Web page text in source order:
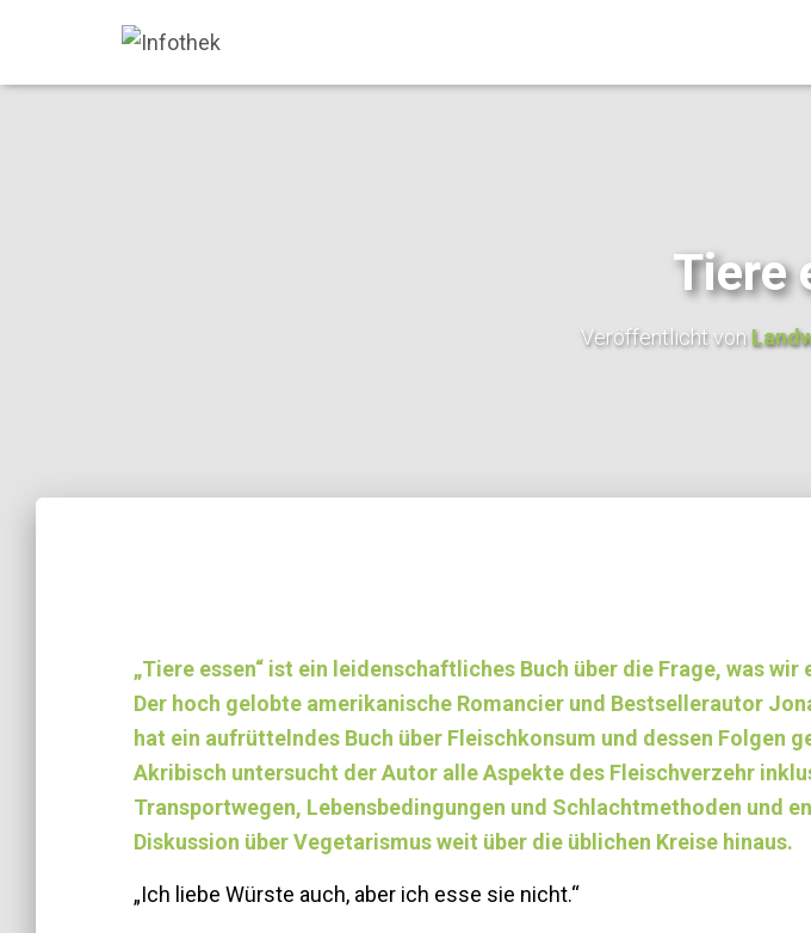
Tiere
Veröffentlicht von
„Tiere essen“ ist ein leidenschaftliches Buch über die Frage, was wir
Der hoch gelobte amerikanische Romancier und Bestsellerautor
hat ein aufrüttelndes Buch über Fleischkonsum und dessen Folgen
Akribisch untersucht der Autor alle Aspekte des Fleischverzehr
Transportwegen, Lebensbedingungen und Schlachtmethoden und
Diskussion über Vegetarismus weit über die üblichen Kreise hinaus.
„Ich liebe Würste auch, aber ich esse sie nicht.“